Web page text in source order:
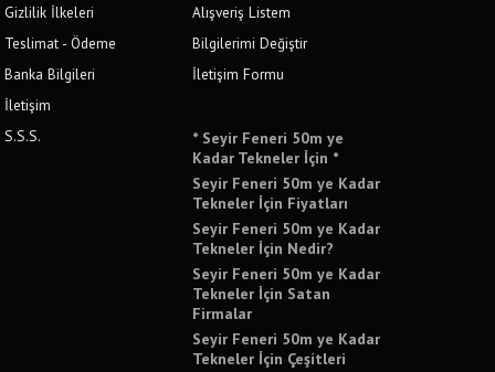
Gizlilik İlkeleri
Teslimat - Ödeme
Banka Bilgileri
İletişim
S.S.S.
Alışveriş Listem
Bilgilerimi Değiştir
İletişim Formu
* Seyir Feneri 50m ye
Kadar Tekneler İçin *
Seyir Feneri 50m ye Kadar
Tekneler İçin Fiyatları
Seyir Feneri 50m ye Kadar
Tekneler İçin Nedir?
Seyir Feneri 50m ye Kadar
Tekneler İçin Satan
Firmalar
Seyir Feneri 50m ye Kadar
Tekneler İçin Çeşitleri